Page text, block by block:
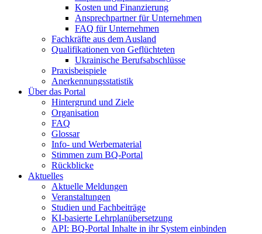
Kosten und Finanzierung
Ansprechpartner für Unternehmen
FAQ für Unternehmen
Fachkräfte aus dem Ausland
Qualifikationen von Geflüchteten
Ukrainische Berufsabschlüsse
Praxisbeispiele
Anerkennungsstatistik
Über das Portal
Hintergrund und Ziele
Organisation
FAQ
Glossar
Info- und Werbematerial
Stimmen zum BQ-Portal
Rückblicke
Aktuelles
Aktuelle Meldungen
Veranstaltungen
Studien und Fachbeiträge
KI-basierte Lehrplanübersetzung
API: BQ-Portal Inhalte in ihr System einbinden